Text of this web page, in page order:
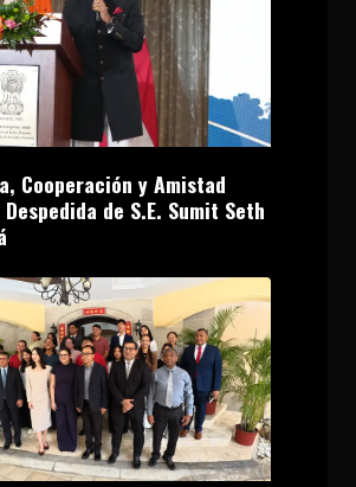
Cooperación y Amistad
de S.E. Sumit Seth